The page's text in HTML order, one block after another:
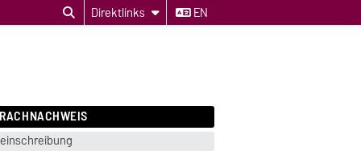
Direktlinks EN